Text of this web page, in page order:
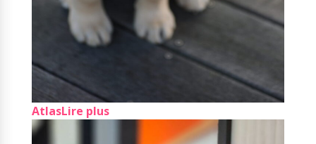
AtlasLire plus